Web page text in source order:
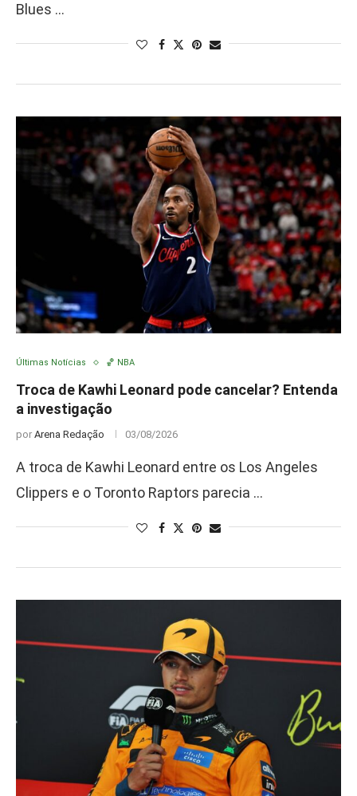
Blues …
Últimas Notícias 🏀 NBA
Troca de Kawhi Leonard pode cancelar? Entenda
a investigação
por Arena Redação 03/08/2026
A troca de Kawhi Leonard entre os Los Angeles
Clippers e o Toronto Raptors parecia …